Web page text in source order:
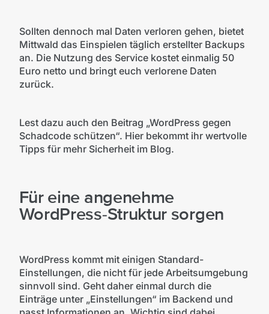
Sollten dennoch mal Daten verloren gehen, bietet
Mittwald das Einspielen täglich erstellter Backups
an. Die Nutzung des Service kostet einmalig 50
Euro netto und bringt euch verlorene Daten
zurück.
Lest dazu auch den Beitrag „WordPress gegen
Schadcode schützen“. Hier bekommt ihr wertvolle
Tipps für mehr Sicherheit im Blog.
Für eine angenehme
WordPress-Struktur sorgen
WordPress kommt mit einigen Standard-
Einstellungen, die nicht für jede Arbeitsumgebung
sinnvoll sind. Geht daher einmal durch die
Einträge unter „Einstellungen“ im Backend und